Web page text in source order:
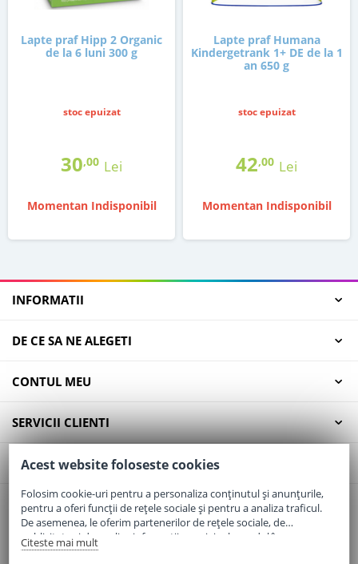
Lapte praf Hipp 2 Organic
de la 6 luni 300 g
stoc epuizat
30,00 Lei
Momentan Indisponibil
Lapte praf Humana
Kindergetrank 1+ DE de la 1
an 650 g
stoc epuizat
42,00 Lei
Momentan Indisponibil
INFORMATII
DE CE SA NE ALEGETI
CONTUL MEU
SERVICII CLIENTI
CONTACT
Email:office@elaptepraf.ro
Telefon:0745-964-449
Adresa:Sos. Borsului, Nr. 20, Oradea, Jud. Bihor
Acest website foloseste cookies
Folosim cookie-uri pentru a personaliza conținutul și anunțurile,
pentru a oferi funcții de rețele sociale și pentru a analiza traficul.
De asemenea, le oferim partenerilor de rețele sociale, de
publicitate și de analize informații cu privire la modul în care
folosiți site-ul nostru. Aceștia le pot combina cu alte informații
Citeste mai mult